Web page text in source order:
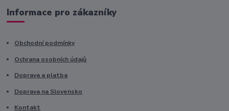
Informace pro zákazníky
Obchodní podmínky
Ochrana osobních údajů
Doprava a platba
Doprava na Slovensko
Kontakt